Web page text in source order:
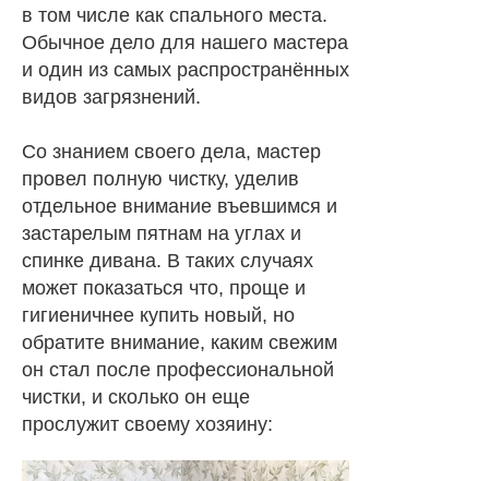
в том числе как спального места.
Обычное дело для нашего мастера
и один из самых распространённых
видов загрязнений.
Со знанием своего дела, мастер
провел полную чистку, уделив
отдельное внимание въевшимся и
застарелым пятнам на углах и
спинке дивана. В таких случаях
может показаться что, проще и
гигиеничнее купить новый, но
обратите внимание, каким свежим
он стал после профессиональной
чистки, и сколько он еще
прослужит своему хозяину: